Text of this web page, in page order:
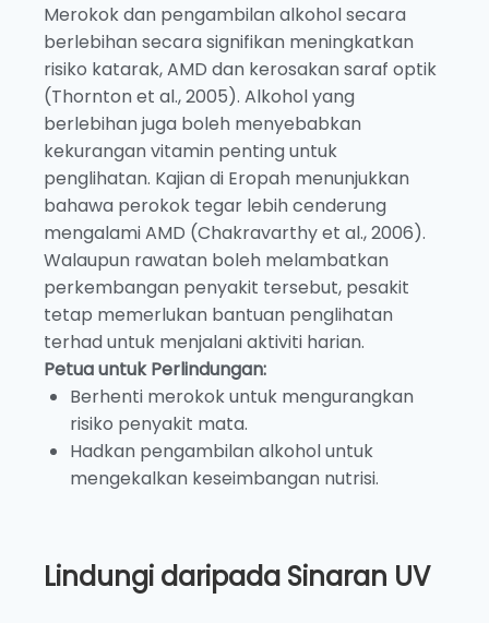
Merokok dan pengambilan alkohol secara
berlebihan secara signifikan meningkatkan
risiko katarak, AMD dan kerosakan saraf optik
(Thornton et al., 2005). Alkohol yang
berlebihan juga boleh menyebabkan
kekurangan vitamin penting untuk
penglihatan. Kajian di Eropah menunjukkan
bahawa perokok tegar lebih cenderung
mengalami AMD (Chakravarthy et al., 2006).
Walaupun rawatan boleh melambatkan
perkembangan penyakit tersebut, pesakit
tetap memerlukan bantuan penglihatan
terhad untuk menjalani aktiviti harian.
Petua untuk Perlindungan:
Berhenti merokok untuk mengurangkan
risiko penyakit mata.
Hadkan pengambilan alkohol untuk
mengekalkan keseimbangan nutrisi.
Lindungi daripada Sinaran UV